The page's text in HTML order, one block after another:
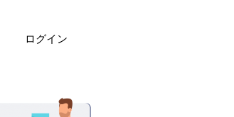
ログイン